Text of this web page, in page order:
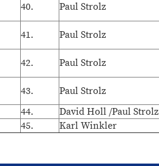
40. Paul Strolz
41. Paul Strolz
42. Paul Strolz
43. Paul Strolz
44. David Holl /Paul Strolz
45. Karl Winkler